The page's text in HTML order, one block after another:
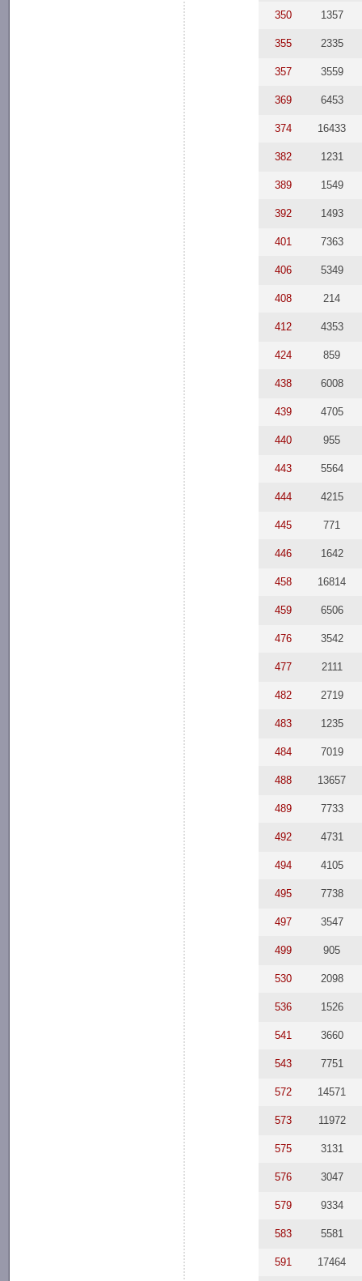
350 1357
355 2335
357 3559
369 6453
374 16433
382 1231
389 1549
392 1493
401 7363
406 5349
408 214
412 4353
424 859
438 6008
439 4705
440 955
443 5564
444 4215
445 771
446 1642
458 16814
459 6506
476 3542
477 2111
482 2719
483 1235
484 7019
488 13657
489 7733
492 4731
494 4105
495 7738
497 3547
499 905
530 2098
536 1526
541 3660
543 7751
572 14571
573 11972
575 3131
576 3047
579 9334
583 5581
591 17464